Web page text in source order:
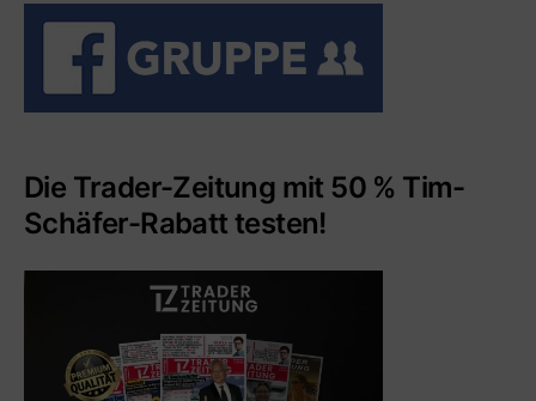
Die Trader-Zeitung mit 50 % Tim-
Schäfer-Rabatt testen!